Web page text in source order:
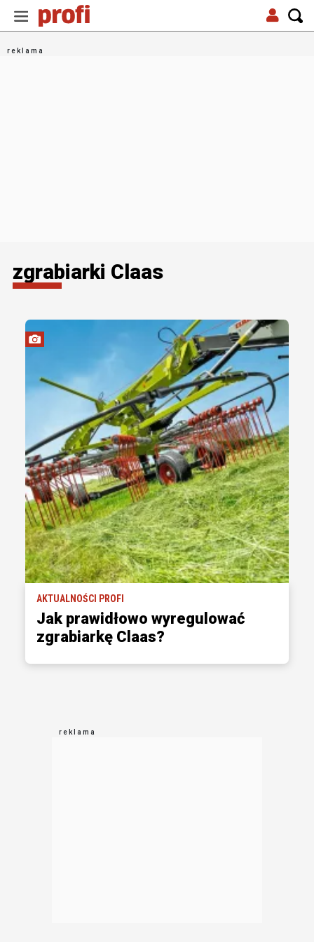
zgrabiarki Claas
AKTUALNOŚCI PROFI
Jak prawidłowo wyregulować
zgrabiarkę Claas?